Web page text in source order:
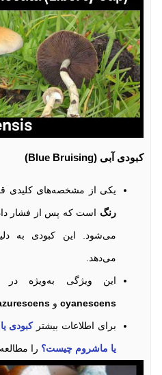
کبودی آبی (Blue Bruising)
یکی از مشخصه‌های کلیدی
رنگ است که پس از فشار
می‌شود. این کبودی به
می‌دهد.
این ویژگی به‌ویژه در
cyanescens و
برای اطلاعات بیشترکبودی
یا ماشروم چیست؟ را